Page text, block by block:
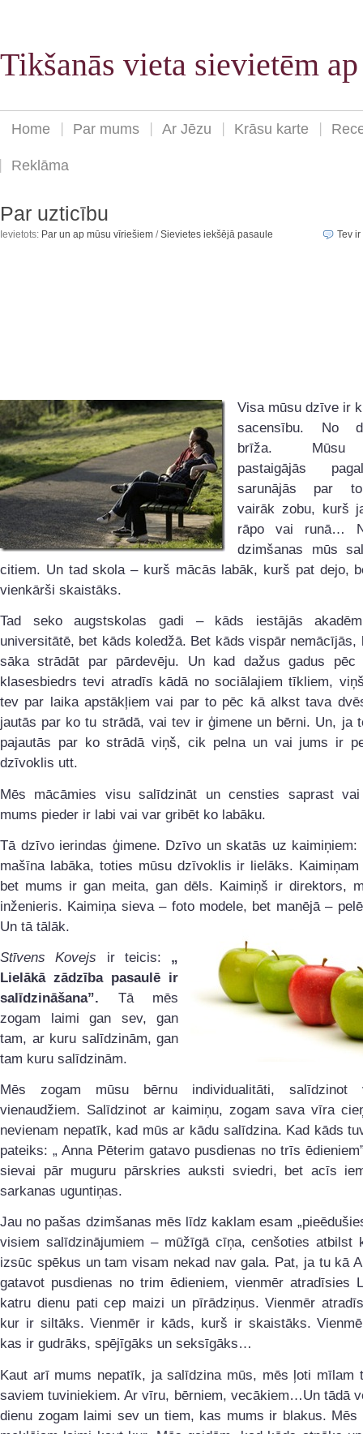
Tikšanās vieta sievietēm
Home Par mums Ar Jēzu Krāsu karte
Reklāma
Par uzticību
Ievietots: Par un ap mūsu vīriešiem /Sievietes iekšējā pasaule Tev ir
Visa mūsu dzīve ir
sacensību. No
brīža. Mūsu
pastaigājās
sarunājās par
vairāk zobu, kurš
rāpo vai runā…
dzimšanas mūs
citiem. Un tad skola – kurš mācās labāk, kurš pat dejo,
vienkārši skaistāks.
Tad seko augstskolas gadi – kāds iestājās
universitātē, bet kāds koledžā. Bet kāds vispār nemācījās,
sāka strādāt par pārdevēju. Un kad dažus gadus pēc
klasesbiedrs tevi atradīs kādā no sociālajiem tīkliem,
tev par laika apstākļiem vai par to pēc kā alkst tava
jautās par ko tu strādā, vai tev ir ģimene un bērni. Un, ja
pajautās par ko strādā viņš, cik pelna un vai jums ir
dzīvoklis utt.
Mēs mācāmies visu salīdzināt un censties saprast
mums pieder ir labi vai var gribēt ko labāku.
Tā dzīvo ierindas ģimene. Dzīvo un skatās uz kaimiņiem:
mašīna labāka, toties mūsu dzīvoklis ir lielāks.
bet mums ir gan meita, gan dēls. Kaimiņš ir direktors,
inženieris. Kaimiņa sieva – foto modele, bet manējā –
Un tā tālāk.
Stīvens Kovejs ir teicis: „
Lielākā zādzība pasaulē ir
salīdzināšana”. Tā mēs
zogam laimi gan sev, gan
tam, ar kuru salīdzinām, gan
tam kuru salīdzinām.
Mēs zogam mūsu bērnu individualitāti, salīdzinot
vienaudžiem. Salīdzinot ar kaimiņu, zogam sava vīra
nevienam nepatīk, kad mūs ar kādu salīdzina. Kad kāds
pateiks: „ Anna Pēterim gatavo pusdienas no trīs
sievai pār muguru pārskries auksti sviedri, bet acīs
sarkanas uguntiņas.
Jau no pašas dzimšanas mēs līdz kaklam esam
visiem salīdzinājumiem – mūžīgā cīņa, cenšoties atbilst
izsūc spēkus un tam visam nekad nav gala. Pat, ja tu kā
gatavot pusdienas no trim ēdieniem, vienmēr atradīsies
katru dienu pati cep maizi un pīrādziņus. Vienmēr
kur ir siltāks. Vienmēr ir kāds, kurš ir skaistāks.
kas ir gudrāks, spējīgāks un seksīgāks…
Kaut arī mums nepatīk, ja salīdzina mūs, mēs ļoti mīlam
saviem tuviniekiem. Ar vīru, bērniem, vecākiem…Un tādā
dienu zogam laimi sev un tiem, kas mums ir blakus. Mēs